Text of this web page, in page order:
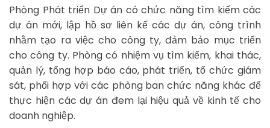
Phòng Phát triển Dự án có chức năng tìm kiếm các
dự án mới, lập hồ sơ liên kế các dự án, công trình
nhằm tạo ra việc cho công ty, đảm bảo mục triển
cho công ty. Phòng có nhiệm vụ tìm kiếm, khai thác,
quản lý, tổng hợp báo cáo, phát triển, tổ chức giám
sát, phối hợp với các phòng ban chức năng khác để
thực hiện các dự án đem lại hiệu quả về kinh tế cho
doanh nghiệp.